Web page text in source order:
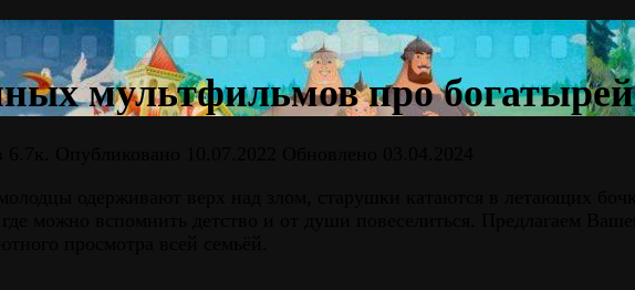
мультфильмов про богатырей